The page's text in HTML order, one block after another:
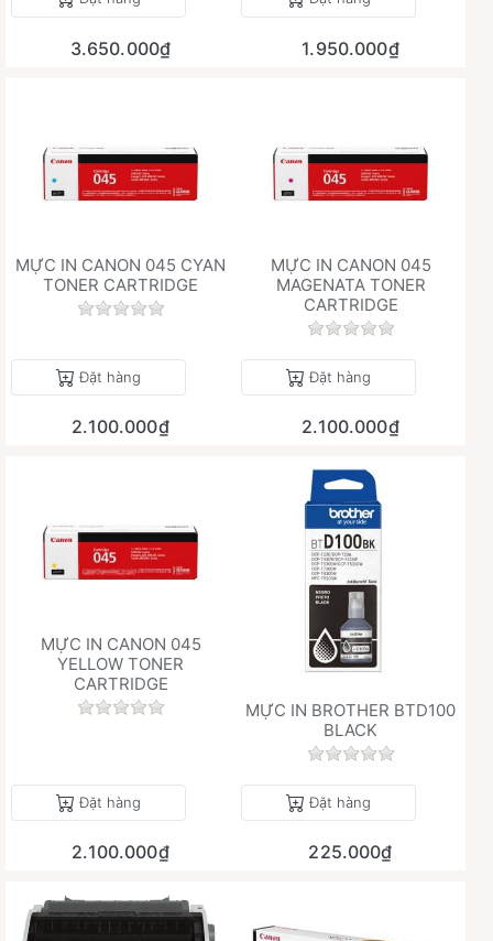
3.650.000₫ 1.950.000₫
MỰC IN CANON 045 CYAN
TONER CARTRIDGE
Chưa có đánh giá nào cho sản phẩm này.
Đặt hàng
2.100.000₫
MỰC IN CANON 045
MAGENATA TONER
CARTRIDGE
Chưa có đánh giá
Đặt hàng
2.100.000₫
MỰC IN CANON 045
YELLOW TONER
CARTRIDGE
Chưa có đánh giá nào cho sản phẩm này.
Đặt hàng
2.100.000₫
MỰC IN BROTHER BTD100
BLACK
Chưa có đánh giá
Đặt hàng
225.000₫